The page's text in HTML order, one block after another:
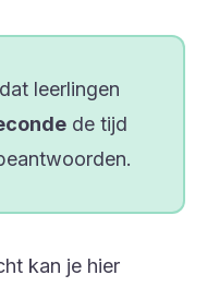
leerlingen
de tijd
kan je hier